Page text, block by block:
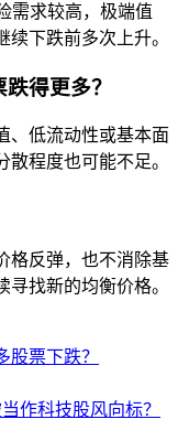
需求较高，极端值
下跌前多次上升。
得更多？
、低流动性或基本面
程度也可能不足。
格反弹，也不消除基
找新的均衡价格。
票下跌？
作科技股风向标？